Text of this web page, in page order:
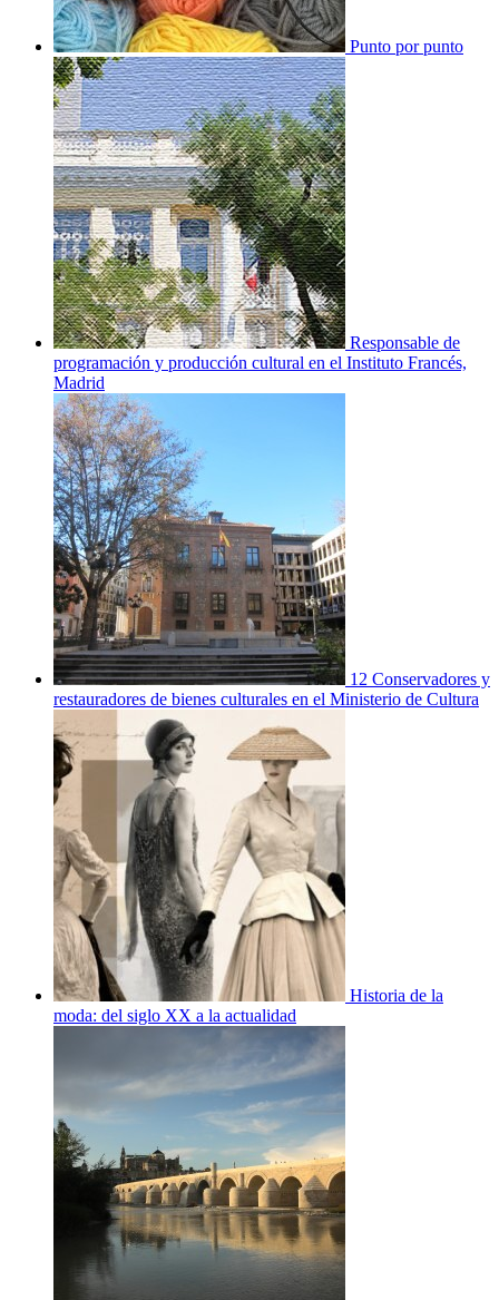
Punto por punto
Responsable de
programación y producción cultural en el Instituto Francés,
Madrid
12 Conservadores y
restauradores de bienes culturales en el Ministerio de Cultura
Historia de la
moda: del siglo XX a la actualidad